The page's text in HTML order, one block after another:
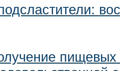
пищевых